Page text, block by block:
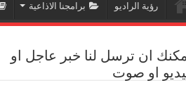
رؤية الراديو برامجنا الاذاعية
ان ترسل لنا خبر عاجل او
او صوت